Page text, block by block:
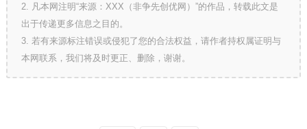
2. 凡本网注明“来源：XXX（非争先创优网）”的作品，转载此文是
出于传递更多信息之目的。
3. 若有来源标注错误或侵犯了您的合法权益，请作者持权属证明与
本网联系，我们将及时更正、删除，谢谢。